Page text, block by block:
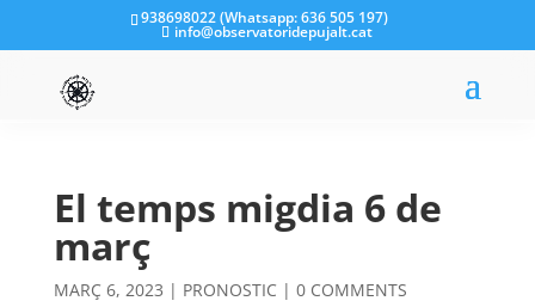
938698022 (Whatsapp: 636 505 197)
info@observatoridepujalt.cat
El temps migdia 6 de
març
MARÇ 6, 2023 | PRONOSTIC | 0 COMMENTS